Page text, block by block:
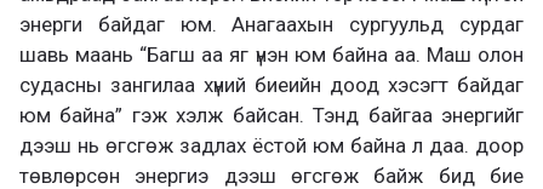
энерги байдаг юм. Анагаахын сургуульд сурдаг
шавь маань “Багш аа яг үнэн юм байна аа. Маш олон
судасны зангилаа хүний биеийн доод хэсэгт байдаг
юм байна” гэж хэлж байсан. Тэнд байгаа энергийг
дээш нь өгсгөж задлах ёстой юм байна л даа. доор
төвлөрсөн энергиэ дээш өгсгөж байж бид бие